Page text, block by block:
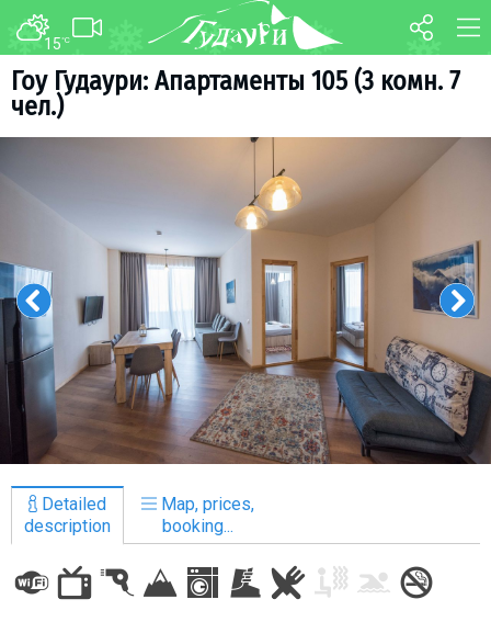
15°C
Гоу Гудаури: Апартаменты 105 (3 комн. 7
чел.)
Detailed
description
Map, prices,
booking...
FORUM MAP
Ski rent
Ski service
Kids in Gudauri
Après-ski
Events schedule
Join telegram
LODGING